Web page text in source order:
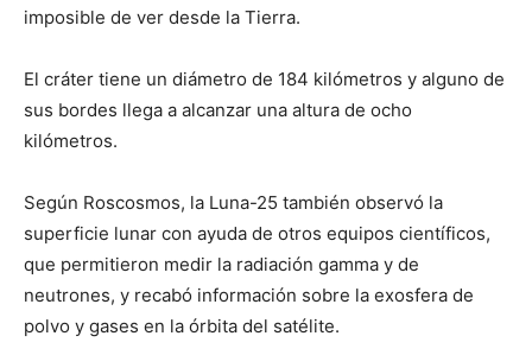
imposible de ver desde la Tierra.
El cráter tiene un diámetro de 184 kilómetros y alguno de
sus bordes llega a alcanzar una altura de ocho
kilómetros.
Según Roscosmos, la Luna-25 también observó la
superficie lunar con ayuda de otros equipos científicos,
que permitieron medir la radiación gamma y de
neutrones, y recabó información sobre la exosfera de
polvo y gases en la órbita del satélite.